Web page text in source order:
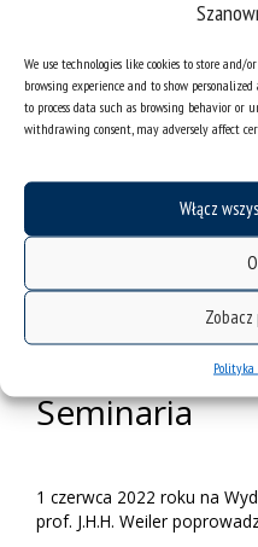
We use technologies like cookies to store and/
browsing experience and to show
to process data such as browsing behavior or
withdrawing consent, may adversely affect
Włącz
Polityka
European
Through Law
Szpunara, prof. UŚ
Administracji UŚ (ul.
roku w godz. 15.30–17.30.
Udział w wydarzeniu
pośrednictwemformularza
przyjmowane do 25 maja
Seminaria
1 czerwca 2022 roku na
prof. J.H.H. Weiler